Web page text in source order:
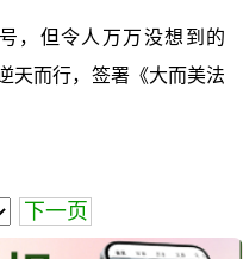
，但令人万万没想到的
而行，签署《大而美法
下一页